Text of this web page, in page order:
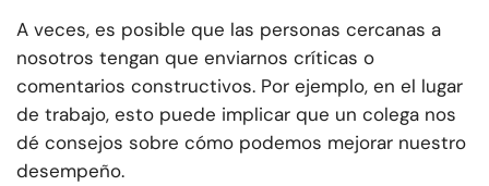
A veces, es posible que las personas cercanas a
nosotros tengan que enviarnos críticas o
comentarios constructivos. Por ejemplo, en el lugar
de trabajo, esto puede implicar que un colega nos
dé consejos sobre cómo podemos mejorar nuestro
desempeño.